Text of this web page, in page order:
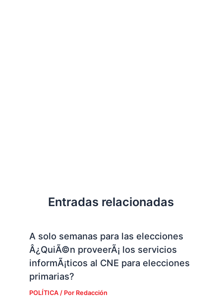
Entradas relacionadas
A solo semanas para las elecciones
Â¿QuiÃ©n proveerÃ¡ los servicios
informÃ¡ticos al CNE para elecciones
primarias?
POLÍTICA/ Por Redacción